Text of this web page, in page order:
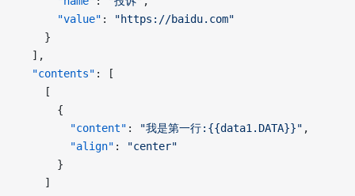
      "value"
:
"https://baidu.com"
    }
  ],
  "contents"
: [
    [
      {
        "content"
: "我是第一行:{{data1.DATA}}" ,
        "align"
:
"center"
      }
    ]